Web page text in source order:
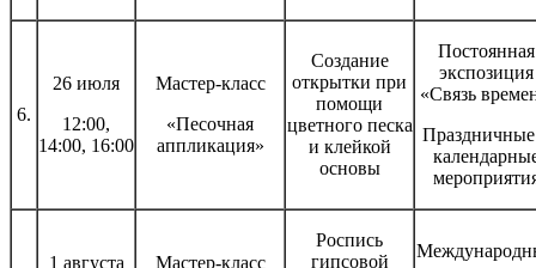
6.
26 июля
12:00,
14:00, 16:00
Мастер-класс
«Песочная
аппликация»
Создание
открытки при
помощи
цветного песка
и клейкой
основы
Постоянная
экспозиция
«Связь
1 августа
Мастер-класс
Роспись
гипсовой